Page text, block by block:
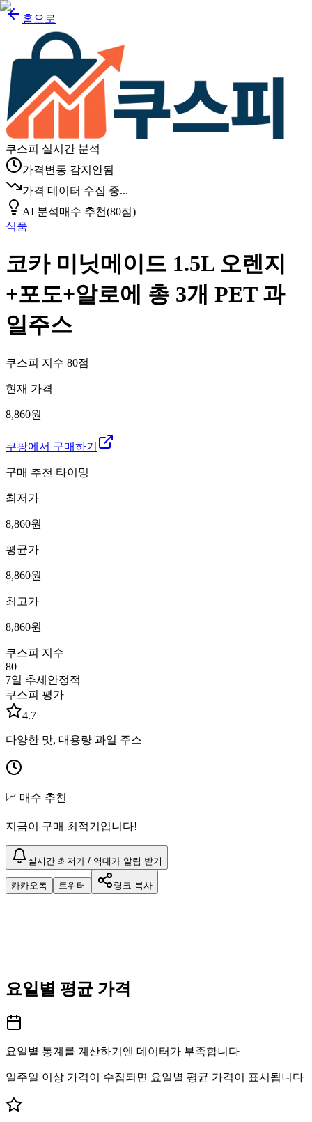
홈으로
쿠스피 실시간 분석
가격변동 감지안됨
가격 데이터 수집 중...
AI 분석매수 추천(80점)
식품
코카 미닛메이드 1.5L 오렌지
+포도+알로에 총 3개 PET 과
일주스
쿠스피 지수 80점
현재 가격
8,860원
쿠팡에서 구매하기
구매 추천 타이밍
최저가
8,860원
평균가
8,860원
최고가
8,860원
쿠스피 지수
80
7일 추세 안정적
쿠스피 평가
4.7
다양한 맛, 대용량 과일 주스
📈 매수 추천
지금이 구매 최적기입니다!
실시간 최저가 / 역대가 알림 받기
카카오톡 트위터 링크 복사
요일별 평균 가격
요일별 통계를 계산하기엔 데이터가 부족합니다
일주일 이상 가격이 수집되면 요일별 평균 가격이 표시됩니다